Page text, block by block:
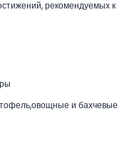
рекомендуемых к
и бахчевые